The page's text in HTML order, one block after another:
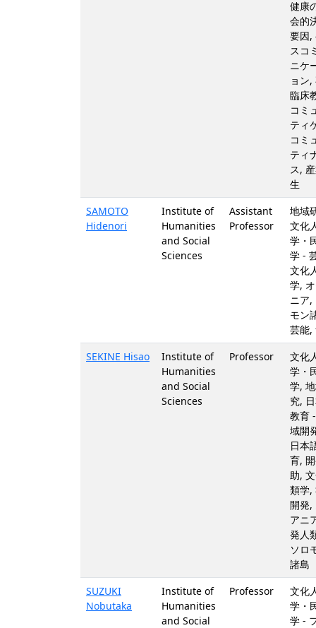
健康
会的
要因,
スコ
ニケ
ョン
臨床
コミ
ティ
コミ
ティ
ス,
生
SAMOTO
Hidenori
Institute of
Humanities
and Social
Sciences
Assistant
Professor
地域
文化
学・
学 -
文化
学,
ニア,
モン
芸能,
SEKINE Hisao
Institute of
Humanities
and Social
Sciences
Professor
文化
学・
学,
究,
教育
域開
日本
育,
助,
類学,
開発,
アニ
発人
ソロ
諸島
SUZUKI
Nobutaka
Institute of
Humanities
and Social
Professor
文化
学・
学 -